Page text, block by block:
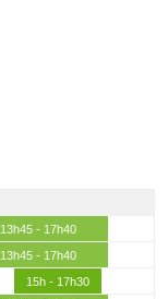
13h45 - 17h40
13h45 - 17h40
15h - 17h30